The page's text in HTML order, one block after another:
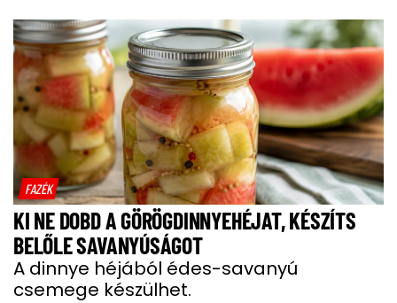
FAZÉK
KI NE DOBD A GÖRÖGDINNYEHÉJAT, KÉSZÍTS
BELŐLE SAVANYÚSÁGOT
A dinnye héjából édes-savanyú
csemege készülhet.